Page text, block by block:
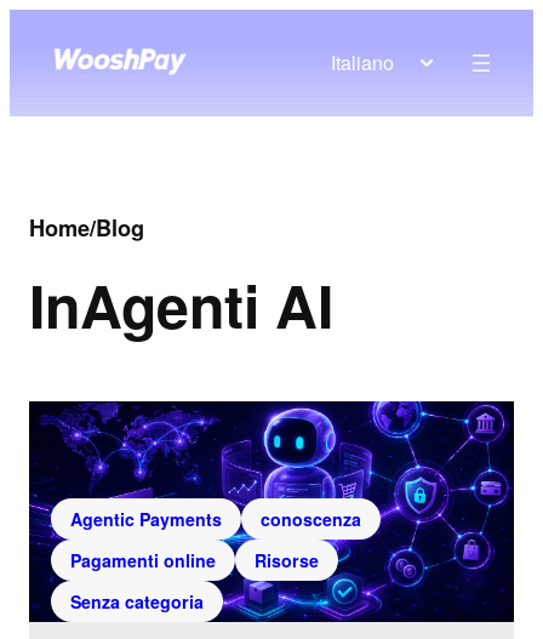
Italiano
Home/Blog
InAgenti AI
Agentic Payments
conoscenza
Pagamenti online
Risorse
Senza categoria